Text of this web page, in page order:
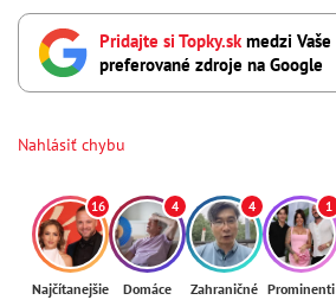
Pridajte si Topky.sk medzi Vaše
preferované zdroje na Google
Nahlásiť chybu
16
Najčítanejšie
4
Domáce
4
Zahraničné
1
Prominenti